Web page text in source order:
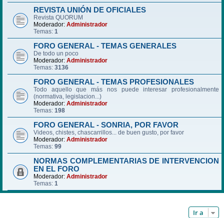
REVISTA UNIÓN DE OFICIALES
Revista QUORUM
Moderador: Administrador
Temas: 1
FORO GENERAL - TEMAS GENERALES
De todo un poco
Moderador: Administrador
Temas: 3136
FORO GENERAL - TEMAS PROFESIONALES
Todo aquello que más nos puede interesar profesionalmente
(normativa, legislacion...)
Moderador: Administrador
Temas: 198
FORO GENERAL - SONRIA, POR FAVOR
Videos, chistes, chascarrillos... de buen gusto, por favor
Moderador: Administrador
Temas: 99
NORMAS COMPLEMENTARIAS DE INTERVENCION
EN EL FORO
Moderador: Administrador
Temas: 1
Ir a